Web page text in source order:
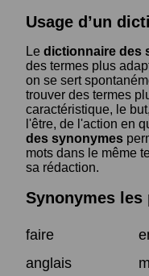
Usage d’un
Le dictionnaire des
des termes plus
on se sert
trouver des termes
caractéristique, le
l'être, de l'action en
des synonymes
mots dans le même
sa rédaction.
Synonymes
faire
anglais